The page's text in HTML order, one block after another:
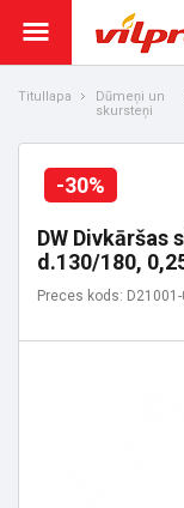
Titullapa
Dūmeņi un
skursteņi
-30%
DW Divkāršas
d.130/180,
Preces kods: